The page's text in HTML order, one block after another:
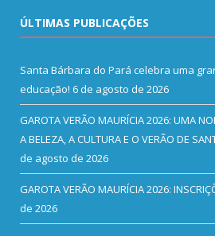
ÚLTIMAS PUBLICAÇÕES
Santa Bárbara do Pará celebra uma
educação! 6 de agosto de 2026
GAROTA VERÃO MAURÍCIA 2026: UMA
A BELEZA, A CULTURA E O VERÃO DE
de agosto de 2026
GAROTA VERÃO MAURÍCIA 2026:
de 2026